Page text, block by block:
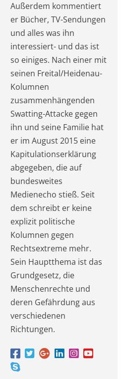
Außerdem kommentiert
er Bücher, TV-Sendungen
und alles was ihn
interessiert- und das ist
so einiges. Nach einer mit
seinen Freital/Heidenau-
Kolumnen
zusammenhängenden
Swatting-Attacke gegen
ihn und seine Familie hat
er im August 2015 eine
Kapitulationserklärung
abgegeben, die auf
bundesweites
Medienecho stieß. Seit
dem schreibt er keine
explizit politische
Kolumnen gegen
Rechtsextreme mehr.
Sein Hauptthema ist das
Grundgesetz, die
Menschenrechte und
deren Gefährdung aus
verschiedenen
Richtungen.